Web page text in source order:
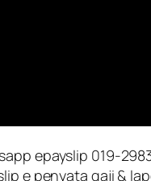
epayslip 019-
e penyata gaji &